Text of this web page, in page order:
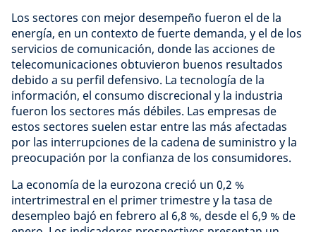
Los sectores con mejor desempeño fueron el de la
energía, en un contexto de fuerte demanda, y el de los
servicios de comunicación, donde las acciones de
telecomunicaciones obtuvieron buenos resultados
debido a su perfil defensivo. La tecnología de la
información, el consumo discrecional y la industria
fueron los sectores más débiles. Las empresas de
estos sectores suelen estar entre las más afectadas
por las interrupciones de la cadena de suministro y la
preocupación por la confianza de los consumidores.
La economía de la eurozona creció un 0,2 %
intertrimestral en el primer trimestre y la tasa de
desempleo bajó en febrero al 6,8 %, desde el 6,9 % de